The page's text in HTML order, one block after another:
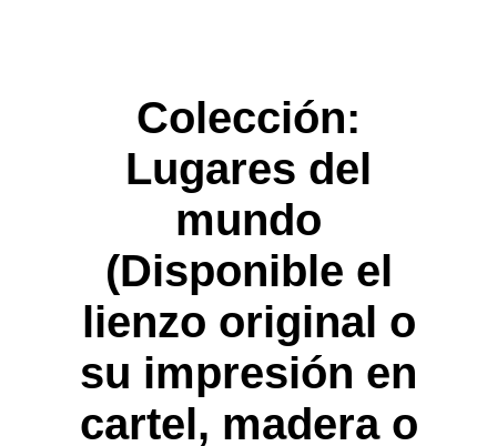
Colección:
Lugares del
mundo
(Disponible el
lienzo original o
su impresión en
cartel, madera o